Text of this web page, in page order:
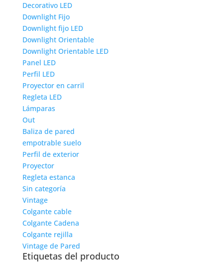
Decorativo LED
Downlight Fijo
Downlight fijo LED
Downlight Orientable
Downlight Orientable LED
Panel LED
Perfil LED
Proyector en carril
Regleta LED
Lámparas
Out
Baliza de pared
empotrable suelo
Perfil de exterior
Proyector
Regleta estanca
Sin categoría
Vintage
Colgante cable
Colgante Cadena
Colgante rejilla
Vintage de Pared
Etiquetas del producto